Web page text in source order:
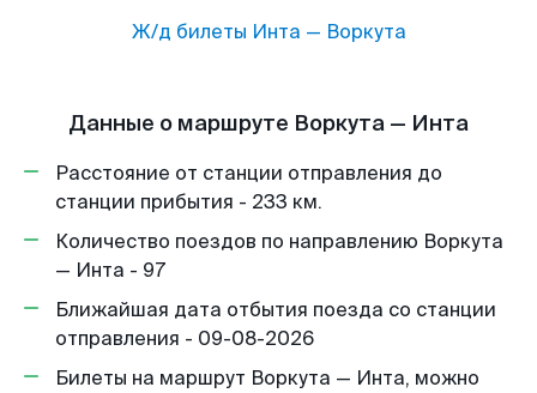
Ж/д билеты Инта — Воркута
Данные о маршруте Воркута — Инта
Расстояние от станции отправления до
станции прибытия - 233 км.
Количество поездов по направлению Воркута
— Инта - 97
Ближайшая дата отбытия поезда со станции
отправления - 09-08-2026
Билеты на маршрут Воркута — Инта, можно